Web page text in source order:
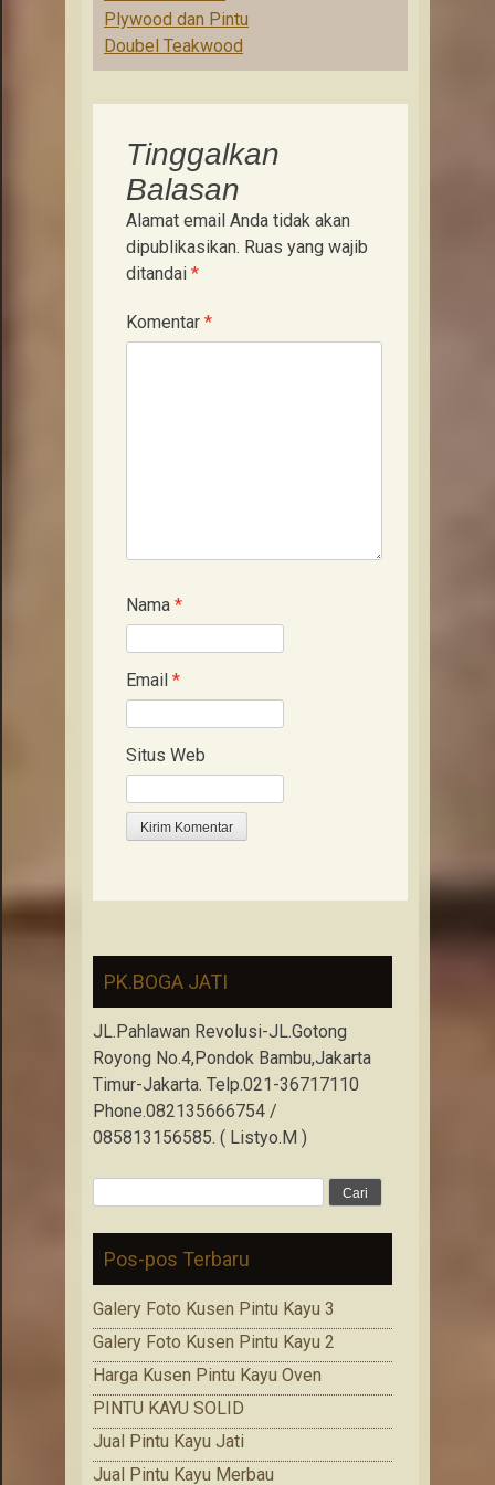
navigation
Plywood dan Pintu
Doubel Teakwood
Tinggalkan
Balasan
Alamat email Anda tidak akan
dipublikasikan. Ruas yang wajib
ditandai *
Komentar *
Nama *
Email *
Situs Web
PK.BOGA JATI
JL.Pahlawan Revolusi-JL.Gotong
Royong No.4,Pondok Bambu,Jakarta
Timur-Jakarta. Telp.021-36717110
Phone.082135666754 /
085813156585. ( Listyo.M )
Pos-pos Terbaru
Galery Foto Kusen Pintu Kayu 3
Galery Foto Kusen Pintu Kayu 2
Harga Kusen Pintu Kayu Oven
PINTU KAYU SOLID
Jual Pintu Kayu Jati
Jual Pintu Kayu Merbau